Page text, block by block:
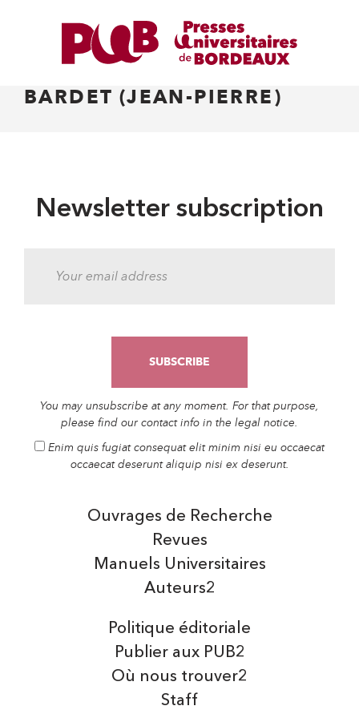
BARDET (JEAN-PIERRE)
Newsletter subscription
You may unsubscribe at any moment. For that purpose,
please find our contact info in the legal notice.
Enim quis fugiat consequat elit minim nisi eu occaecat
occaecat deserunt aliquip nisi ex deserunt.
Auteurs2
Manuels Universitaires
Ouvrages de Recherche
Revues
Politique éditoriale
Publier aux PUB2
Où nous trouver2
Staff